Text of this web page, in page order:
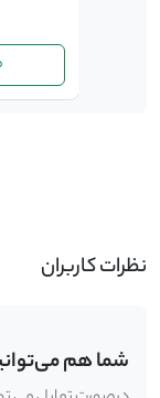
نظرات کاربران
شما هم